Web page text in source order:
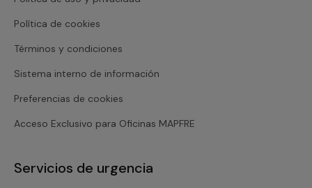
Política de cookies
Términos y condiciones
Sistema interno de información
Preferencias de cookies
Acceso Exclusivo para Oficinas MAPFRE
Servicios de urgencia